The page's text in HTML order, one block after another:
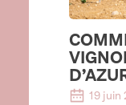
19 juin